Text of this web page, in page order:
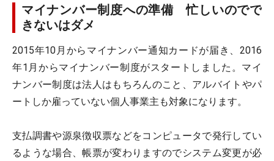
マイナンバー制度への準備 忙しいのでで
きないはダメ
2015年10月からマイナンバー通知カードが届き、2016
年1月からマイナンバー制度がスタートしました。マイ
ナンバー制度は法人はもちろんのこと、アルバイトやパ
ートしか雇っていない個人事業主も対象になります。
支払調書や源泉徴収票などをコンピュータで発行してい
るような場合、帳票が変わりますのでシステム変更が必